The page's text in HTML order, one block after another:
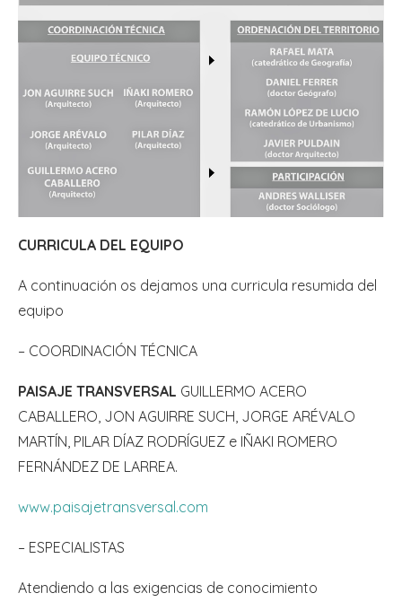
CURRICULA DEL EQUIPO
A continuación os dejamos una curricula resumida del
equipo
– COORDINACIÓN TÉCNICA
PAISAJE TRANSVERSAL GUILLERMO ACERO
CABALLERO, JON AGUIRRE SUCH, JORGE ARÉVALO
MARTÍN, PILAR DÍAZ RODRÍGUEZ e IÑAKI ROMERO
FERNÁNDEZ DE LARREA.
www.paisajetransversal.com
– ESPECIALISTAS
Atendiendo a las exigencias de conocimiento